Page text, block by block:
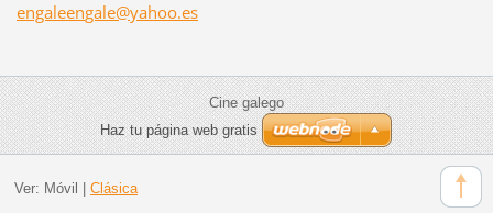
engaleengale@yahoo.es
Cine galego
Haz tu página web gratis
Ver: Móvil | Clásica